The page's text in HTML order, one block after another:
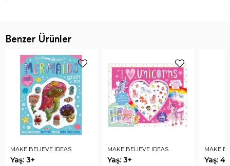
Benzer Ürünler
MAKE BELIEVE IDEAS
Yaş: 3+
MAKE BELIEVE IDEAS
Yaş: 3+
MAKE
Yaş: 4+